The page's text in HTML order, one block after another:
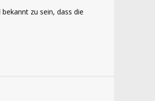
zu sein, dass die